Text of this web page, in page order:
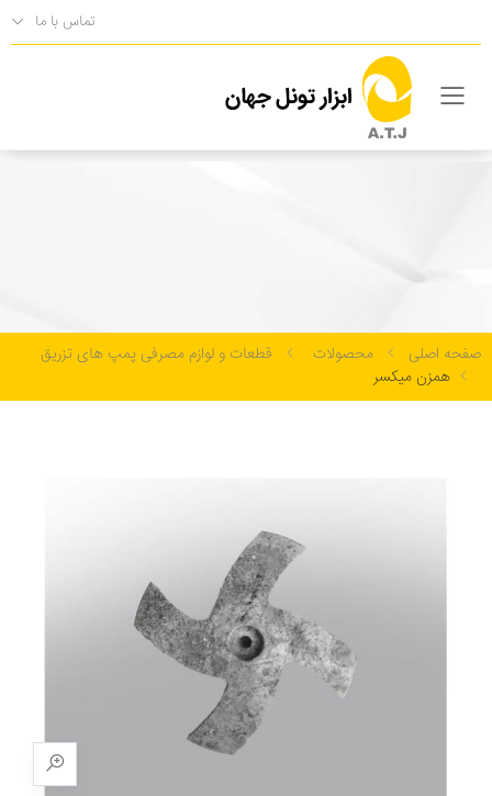
تماس با ما
فهرست
صفحه اصلی محصولات
قطعات و لوازم مصرفی پمپ های تزریق
همزن میکسر